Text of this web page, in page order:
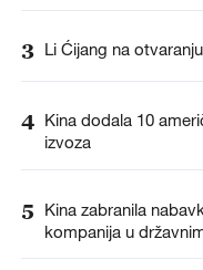
3 Li Ćijang na
4 Kina dodala 10
izvoza
5
Kina zabranila
kompanija u